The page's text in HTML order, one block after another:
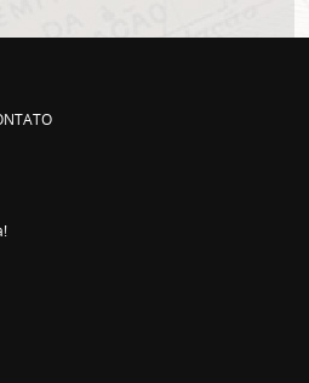
sit amet, consectetur adipisicing elit. Autem assumenda